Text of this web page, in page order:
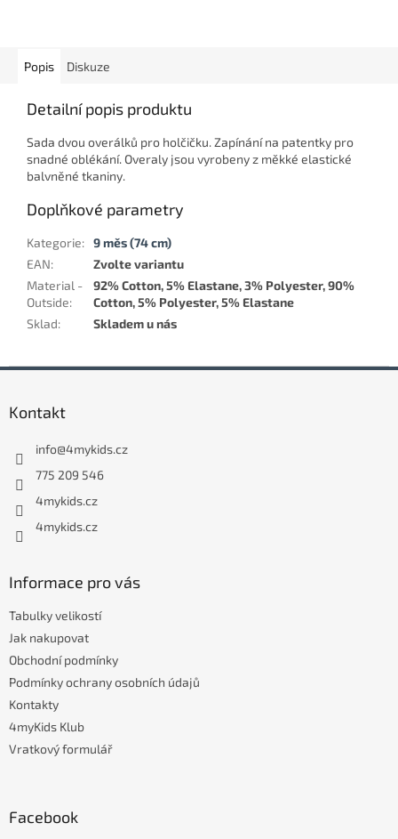
Popis Diskuze
Detailní popis produktu
Sada dvou overálků pro holčičku. Zapínání na patentky pro
snadné oblékání. Overaly jsou vyrobeny z měkké elastické
balvněné tkaniny.
Doplňkové parametry
Kategorie: 9 měs (74 cm)
EAN:
Zvolte variantu
Material -
Outside:
92% Cotton, 5% Elastane, 3% Polyester, 90%
Cotton, 5% Polyester, 5% Elastane
Sklad: Skladem u nás
Kontakt
info@4mykids.cz
775 209 546
4mykids.cz
4mykids.cz
Informace pro vás
Tabulky velikostí
Jak nakupovat
Obchodní podmínky
Podmínky ochrany osobních údajů
Kontakty
4myKids Klub
Vratkový formulář
Facebook